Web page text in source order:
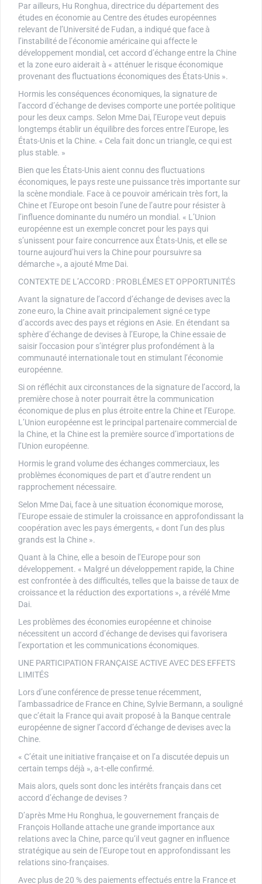
Par ailleurs, Hu Ronghua, directrice du département des
études en économie au Centre des études européennes
relevant de l’Université de Fudan, a indiqué que face à
l’instabilité de l’économie américaine qui affecte le
développement mondial, cet accord d’échange entre la Chine
et la zone euro aiderait à « atténuer le risque économique
provenant des fluctuations économiques des États-Unis ».
Hormis les conséquences économiques, la signature de
l’accord d’échange de devises comporte une portée politique
pour les deux camps. Selon Mme Dai, l’Europe veut depuis
longtemps établir un équilibre des forces entre l’Europe, les
États-Unis et la Chine. « Cela fait donc un triangle, ce qui est
plus stable. »
Bien que les États-Unis aient connu des fluctuations
économiques, le pays reste une puissance très importante sur
la scène mondiale. Face à ce pouvoir américain très fort, la
Chine et l’Europe ont besoin l’une de l’autre pour résister à
l’influence dominante du numéro un mondial. « L’Union
européenne est un exemple concret pour les pays qui
s’unissent pour faire concurrence aux États-Unis, et elle se
tourne aujourd’hui vers la Chine pour poursuivre sa
démarche », a ajouté Mme Dai.
CONTEXTE DE L’ACCORD : PROBLÉMES ET OPPORTUNITÉS
Avant la signature de l’accord d’échange de devises avec la
zone euro, la Chine avait principalement signé ce type
d’accords avec des pays et régions en Asie. En étendant sa
sphère d’échange de devises à l’Europe, la Chine essaie de
saisir l’occasion pour s’intégrer plus profondément à la
communauté internationale tout en stimulant l’économie
européenne.
Si on réfléchit aux circonstances de la signature de l’accord, la
première chose à noter pourrait être la communication
économique de plus en plus étroite entre la Chine et l’Europe.
L’Union européenne est le principal partenaire commercial de
la Chine, et la Chine est la première source d’importations de
l’Union européenne.
Hormis le grand volume des échanges commerciaux, les
problèmes économiques de part et d’autre rendent un
rapprochement nécessaire.
Selon Mme Dai, face à une situation économique morose,
l’Europe essaie de stimuler la croissance en approfondissant la
coopération avec les pays émergents, « dont l’un des plus
grands est la Chine ».
Quant à la Chine, elle a besoin de l’Europe pour son
développement. « Malgré un développement rapide, la Chine
est confrontée à des difficultés, telles que la baisse de taux de
croissance et la réduction des exportations », a révélé Mme
Dai.
Les problèmes des économies européenne et chinoise
nécessitent un accord d’échange de devises qui favorisera
l’exportation et les communications économiques.
UNE PARTICIPATION FRANÇAISE ACTIVE AVEC DES EFFETS
LIMITÉS
Lors d’une conférence de presse tenue récemment,
l’ambassadrice de France en Chine, Sylvie Bermann, a souligné
que c’était la France qui avait proposé à la Banque centrale
européenne de signer l’accord d’échange de devises avec la
Chine.
« C’était une initiative française et on l’a discutée depuis un
certain temps déjà », a-t-elle confirmé.
Mais alors, quels sont donc les intérêts français dans cet
accord d’échange de devises ?
D’après Mme Hu Ronghua, le gouvernement français de
François Hollande attache une grande importance aux
relations avec la Chine, parce qu’il veut gagner en influence
stratégique au sein de l’Europe tout en approfondissant les
relations sino-françaises.
Avec plus de 20 % des paiements effectués entre la France et